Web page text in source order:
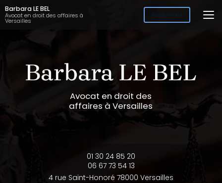
Aller
au
contenu
Barbara LE BEL
Avocat en droit des affaires à
Versailles
Rendez-vous
Avocat en droit des
affaires à Versailles
01 30 24 85 20
06 67 73 54 13
4 rue Saint-Honoré 78000 Versailles